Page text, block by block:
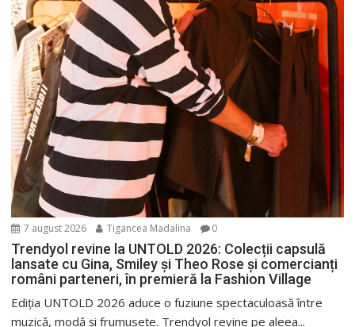
7 august 2026 Tigancea Madalina 0
Trendyol revine la UNTOLD 2026: Colecții capsulă
lansate cu Gina, Smiley și Theo Rose și comercianți
români parteneri, în premieră la Fashion Village
Ediția UNTOLD 2026 aduce o fuziune spectaculoasă între
muzică, modă și frumusețe. Trendyol revine pe aleea...